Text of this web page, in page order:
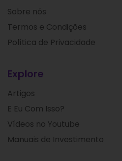
Sobre nós
Termos e Condições
Política de Privacidade
Explore
Artigos
E Eu Com Isso?
Vídeos no Youtube
Manuais de Investimento